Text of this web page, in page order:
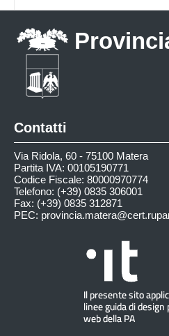
Contatti
Via Ridola, 60 - 75100 Matera
Partita IVA: 00105190771
Codice Fiscale: 80000970774
Telefono: (+39) 0835 306001
Fax: (+39) 0835 312871
PEC: